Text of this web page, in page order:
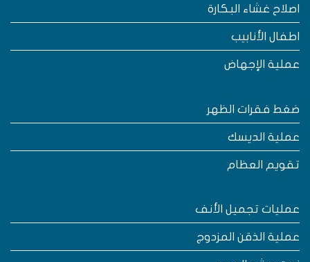
غشاء البكارة
الأنابيب
الإجهاض
فقرات الظهر
الديسك
العظام
تجميل الأنف
الذقن المزدوج